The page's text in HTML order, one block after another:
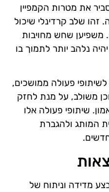
את מטרות הקמפיין
זהו שלב קרדינלי שיכול
משפיען שחש מחויבות
נלהב יותר לתמוך בו
לשיתופי פעולה ממושכים,
משולב, על מנת לחזק
שיתופי פעולה אלו
המותג ולהגברת
מדידה וניתוח של